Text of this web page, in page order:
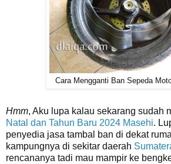
Cara Mengganti Ban Sepeda
Hmm, Aku lupa kalau sekarang sudah
Natal dan Tahun Baru 2024 Masehi.
penyedia jasa tambal ban di dekat
kampungnya di sekitar daerah
rencananya tadi mau mampir ke